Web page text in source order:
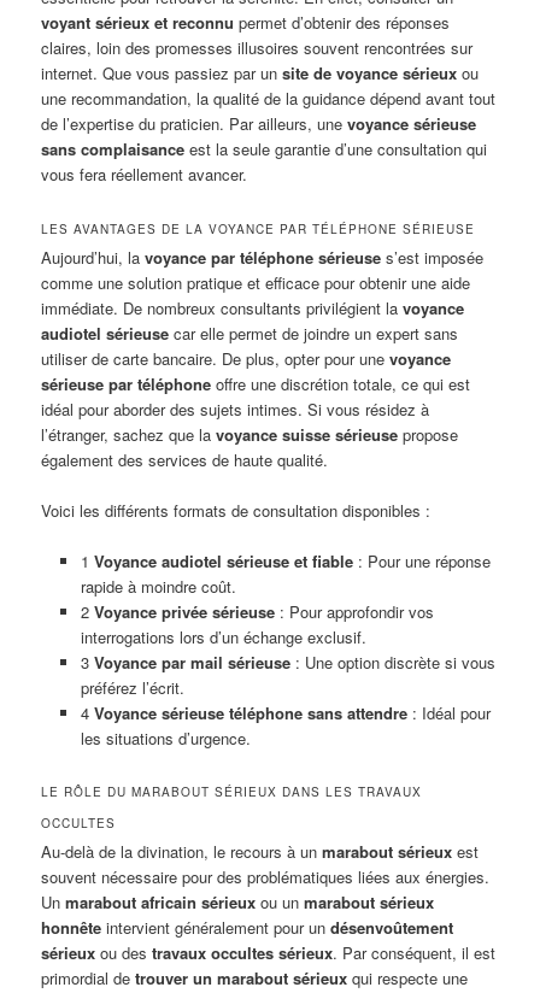
voyant sérieux et reconnu permet d’obtenir des réponses
claires, loin des promesses illusoires souvent rencontrées sur
internet. Que vous passiez par unsite de voyance sérieux ou
une recommandation, la qualité de la guidance dépend avant tout
de l’expertise du praticien. Par ailleurs, unevoyance sérieuse
sans complaisance est la seule garantie d’une consultation qui
vous fera réellement avancer.
LES AVANTAGES DE LA VOYANCE PAR TÉLÉPHONE SÉRIEUSE
Aujourd’hui, lavoyance par téléphone sérieuse s’est imposée
comme une solution pratique et efficace pour obtenir une aide
immédiate. De nombreux consultants privilégient lavoyance
audiotel sérieuse car elle permet de joindre un expert sans
utiliser de carte bancaire. De plus, opter pour unevoyance
sérieuse par téléphone offre une discrétion totale, ce qui est
idéal pour aborder des sujets intimes. Si vous résidez à
l’étranger, sachez que lavoyance suisse sérieuse propose
également des services de haute qualité.
Voici les différents formats de consultation disponibles :
1 Voyance audiotel sérieuse et fiable: Pour une réponse
rapide à moindre coût.
2 Voyance privée sérieuse: Pour approfondir vos
interrogations lors d’un échange exclusif.
3 Voyance par mail sérieuse: Une option discrète si vous
préférez l’écrit.
4 Voyance sérieuse téléphone sans attendre: Idéal pour
les situations d’urgence.
LE RÔLE DU MARABOUT SÉRIEUX DANS LES TRAVAUX
OCCULTES
Au-delà de la divination, le recours à unmarabout sérieux est
souvent nécessaire pour des problématiques liées aux énergies.
Unmarabout africain sérieux ou unmarabout sérieux
honnête intervient généralement pour undésenvoûtement
sérieux ou destravaux occultes sérieux. Par conséquent, il est
primordial detrouver un marabout sérieux qui respecte une